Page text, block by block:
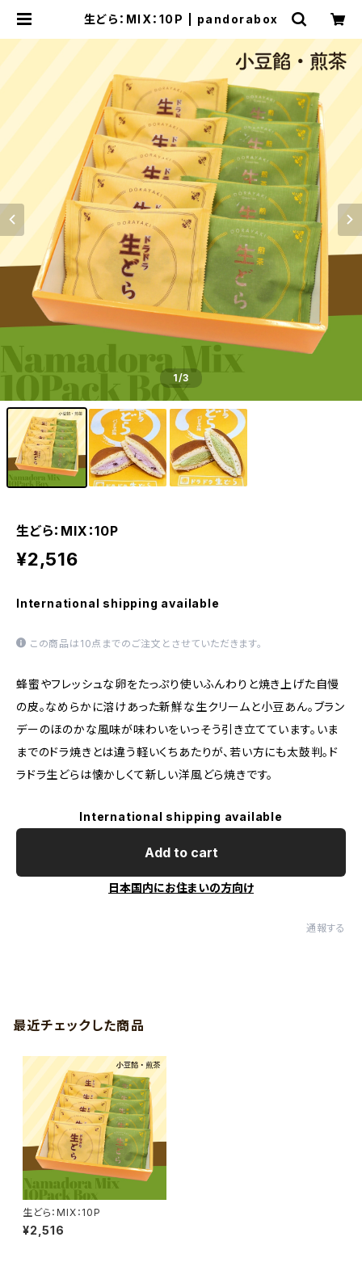
生どら：MIX：10P | pandorabox
1/3
生どら：MIX：10P
¥2,516
International shipping available
この商品は10点までのご注文とさせていただきます。
蜂蜜やフレッシュな卵をたっぷり使いふんわりと焼き上げた自慢
の皮。なめらかに溶けあった新鮮な生クリームと小豆あん。ブラン
デーのほのかな風味が味わいをいっそう引き立てています。いま
までのドラ焼きとは違う軽いくちあたりが、若い方にも太鼓判。ド
ラドラ生どらは懐かしくて新しい洋風どら焼きです。
International shipping available
Add to cart
日本国内にお住まいの方向け
通報する
最近チェックした商品
生どら：MIX：10P
¥2,516